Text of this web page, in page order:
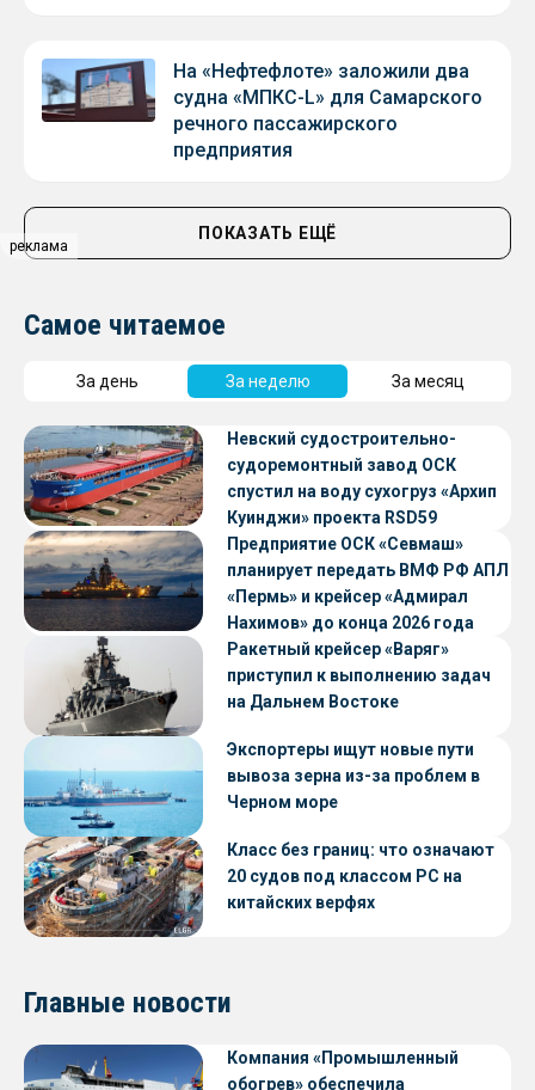
реклама
На «Нефтефлоте» заложили два
судна «МПКС-L» для Самарского
речного пассажирского
предприятия
ПОКАЗАТЬ ЕЩЁ
Самое читаемое
За день За неделю За месяц
Невский судостроительно-
судоремонтный завод ОСК
спустил на воду сухогруз «Архип
Куинджи» проекта RSD59
Предприятие ОСК «Севмаш»
планирует передать ВМФ РФ АПЛ
«Пермь» и крейсер «Адмирал
Нахимов» до конца 2026 года
Ракетный крейсер «Варяг»
приступил к выполнению задач
на Дальнем Востоке
Экспортеры ищут новые пути
вывоза зерна из-за проблем в
Черном море
Класс без границ: что означают
20 судов под классом РС на
китайских верфях
Главные новости
Компания «Промышленный
обогрев» обеспечила